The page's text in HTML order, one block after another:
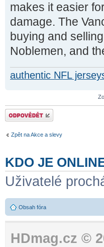
makes it easier
damage. The
buying and
Noblemen, and
authentic NFL
Odeslat odpověď
Zpět na Akce a slevy
KDO JE
Uživatelé
Obsah fóra
HDmag.cz ©